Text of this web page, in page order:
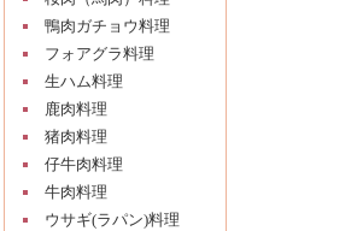
鴨肉ガチョウ料理
フォアグラ料理
生ハム料理
鹿肉料理
猪肉料理
仔牛肉料理
牛肉料理
ウサギ(ラパン)料理